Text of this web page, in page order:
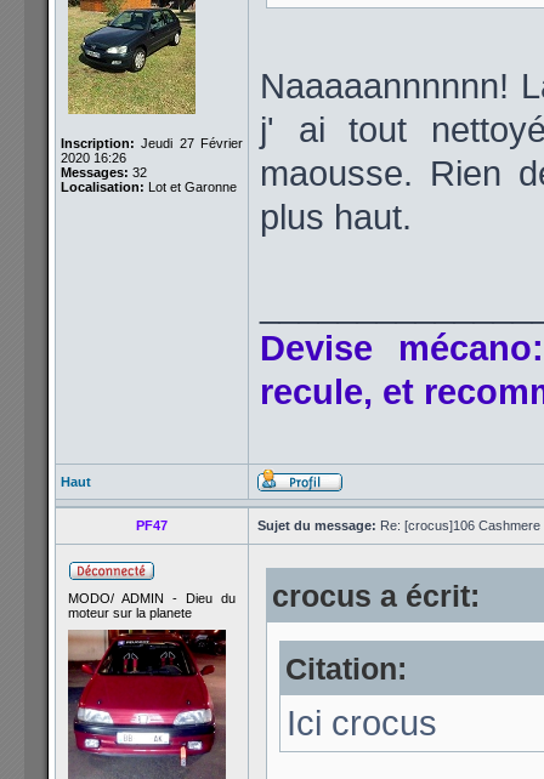
Inscription: Jeudi 27 Février
2020 16:26
Messages: 32
Localisation: Lot et Garonne
Naaaaannnnnn!
j' ai tout
maousse. Rien
plus haut.
Devise
recule, et
Haut
PF47 Sujet du message: Re: [crocus]106
MODO/ ADMIN - Dieu du
moteur sur la planete
crocus a écrit:
Citation:
Ici crocus